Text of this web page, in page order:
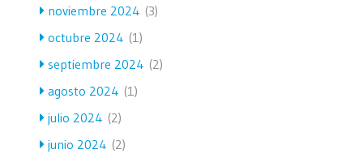
noviembre 2024 (3)
octubre 2024 (1)
septiembre 2024 (2)
agosto 2024 (1)
julio 2024 (2)
junio 2024 (2)